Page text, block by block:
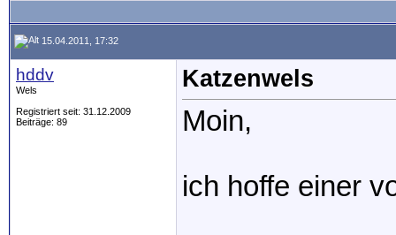
15.04.2011, 17:32
hddv
Wels
Registriert seit: 31.12.2009
Beiträge: 89
Katzenwels
Moin,
ich hoffe einer